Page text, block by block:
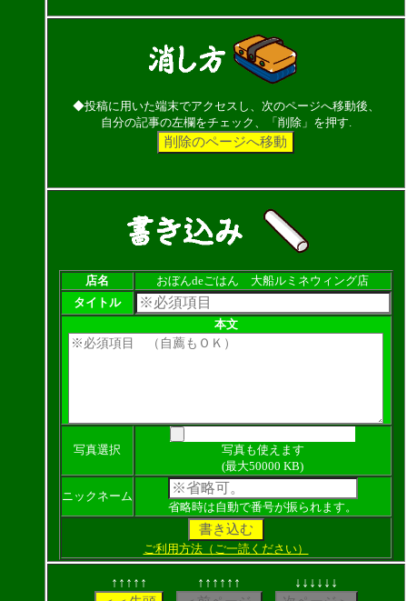
◆投稿に用いた端末でアクセスし、次のページへ移動後、
自分の記事の左欄をチェック、「削除」を押す.
店名
おぼんdeごはん 大船ルミネウィング店
タイトル
本文
写真選択
写真も使えます
(最大50000 KB)
ニックネーム
省略時は自動で番号が振られます。
ご利用方法（ご一読ください）
↑↑↑↑↑ ↑↑↑↑↑↑ ↓↓↓↓↓↓